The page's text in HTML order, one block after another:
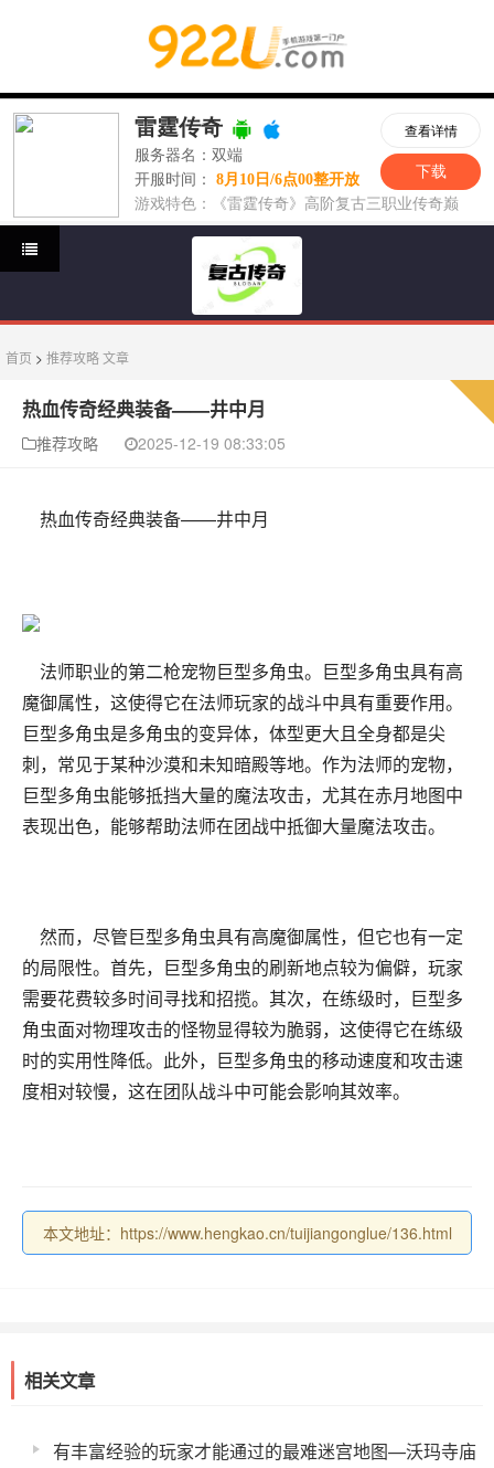
首页 > 推荐攻略文章
热血传奇经典装备——井中月
推荐攻略 2025-12-19 08:33:05
热血传奇经典装备——井中月
法师职业的第二枪宠物巨型多角虫。巨型多角虫具有高
魔御属性，这使得它在法师玩家的战斗中具有重要作用。
巨型多角虫是多角虫的变异体，体型更大且全身都是尖
刺，常见于某种沙漠和未知暗殿等地。作为法师的宠物，
巨型多角虫能够抵挡大量的魔法攻击，尤其在赤月地图中
表现出色，能够帮助法师在团战中抵御大量魔法攻击。
然而，尽管巨型多角虫具有高魔御属性，但它也有一定
的局限性。首先，巨型多角虫的刷新地点较为偏僻，玩家
需要花费较多时间寻找和招揽。其次，在练级时，巨型多
角虫面对物理攻击的怪物显得较为脆弱，这使得它在练级
时的实用性降低。此外，巨型多角虫的移动速度和攻击速
度相对较慢，这在团队战斗中可能会影响其效率。
本文地址：https://www.hengkao.cn/tuijiangonglue/136.html
相关文章
有丰富经验的玩家才能通过的最难迷宫地图—沃玛寺庙